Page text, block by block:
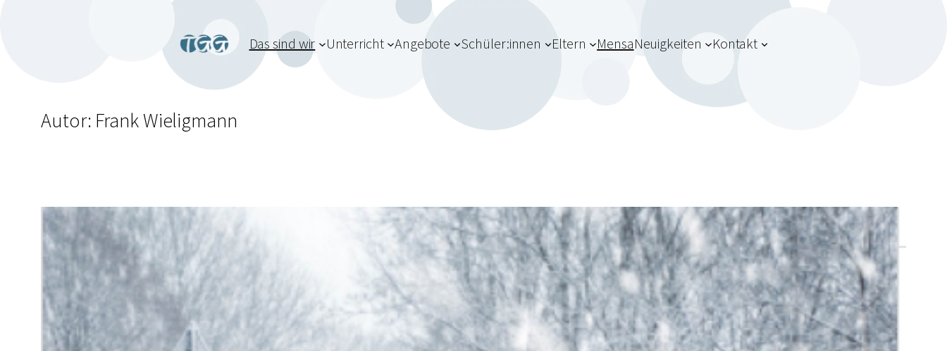
Das sind wir Unterricht Angebote Schüler:innen Eltern MensaNeuigkeiten Kontakt
Autor: Frank Wieligmann